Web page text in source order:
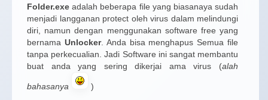
Folder.exeadalah beberapa file yang biasanaya sudah
menjadi langganan protect oleh virus dalam melindungi
diri, namun dengan menggunakan software free yang
bernama Unlocker. Anda bisa menghapus Semua file
tanpa perkecualian. Jadi Software ini sangat membantu
buat anda yang sering dikerjai ama virus (alah
bahasanya )